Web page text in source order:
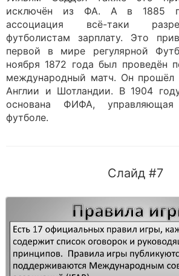
исключён из ФА. А в 1885
ассоциация всё-таки
футболистам зарплату. Это
первой в мире регулярной
ноября 1872 года был проведён
международный матч. Он
Англии и Шотландии. В 1904
основана ФИФА,
футболе.
Слайд #7